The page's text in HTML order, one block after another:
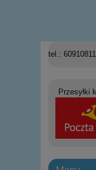
tel.:
Przesyłki